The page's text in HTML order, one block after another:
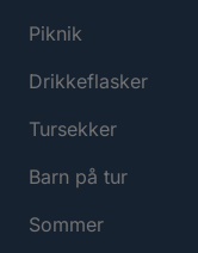
Piknik
Drikkeflasker
Tursekker
Barn på tur
Sommer